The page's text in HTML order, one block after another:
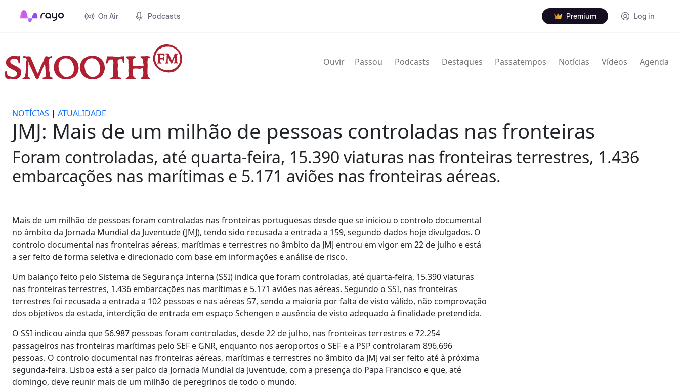
On Air Podcasts Premium Log in
Ouvir Passou Podcasts Destaques Passatempos Notícias Vídeos Agenda
NOTÍCIAS | ATUALIDADE
JMJ: Mais de um milhão de pessoas controladas nas fronteiras
Foram controladas, até quarta-feira, 15.390 viaturas nas fronteiras terrestres, 1.436
embarcações nas marítimas e 5.171 aviões nas fronteiras aéreas.
Mais de um milhão de pessoas foram controladas nas fronteiras portuguesas desde que se iniciou o controlo documental
no âmbito da Jornada Mundial da Juventude (JMJ), tendo sido recusada a entrada a 159, segundo dados hoje divulgados. O
controlo documental nas fronteiras aéreas, marítimas e terrestres no âmbito da JMJ entrou em vigor em 22 de julho e está
a ser feito de forma seletiva e direcionado com base em informações e análise de risco.
Um balanço feito pelo Sistema de Segurança Interna (SSI) indica que foram controladas, até quarta-feira, 15.390 viaturas
nas fronteiras terrestres, 1.436 embarcações nas marítimas e 5.171 aviões nas aéreas. Segundo o SSI, nas fronteiras
terrestres foi recusada a entrada a 102 pessoas e nas aéreas 57, sendo a maioria por falta de visto válido, não comprovação
dos objetivos da estada, interdição de entrada em espaço Schengen e ausência de visto adequado à finalidade pretendida.
O SSI indicou ainda que 56.987 pessoas foram controladas, desde 22 de julho, nas fronteiras terrestres e 72.254
passageiros nas fronteiras marítimas pelo SEF e GNR, enquanto nos aeroportos o SEF e a PSP controlaram 896.696
pessoas. O controlo documental nas fronteiras aéreas, marítimas e terrestres no âmbito da JMJ vai ser feito até à próxima
segunda-feira. Lisboa está a ser palco da Jornada Mundial da Juventude, com a presença do Papa Francisco e que, até
domingo, deve reunir mais de um milhão de peregrinos de todo o mundo.